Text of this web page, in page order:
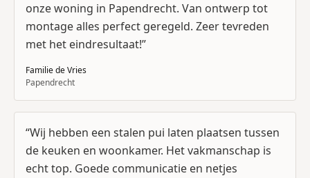
onze woning in Papendrecht. Van ontwerp tot
montage alles perfect geregeld. Zeer tevreden
met het eindresultaat!”
Familie de Vries
Papendrecht
“Wij hebben een stalen pui laten plaatsen tussen
de keuken en woonkamer. Het vakmanschap is
echt top. Goede communicatie en netjes